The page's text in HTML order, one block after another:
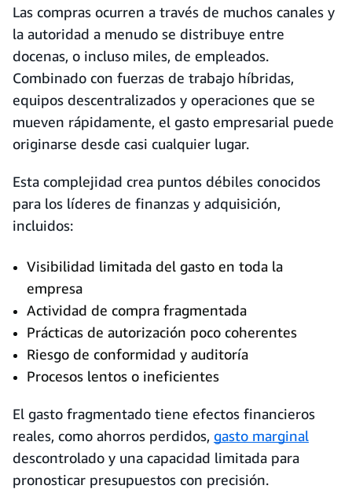
Las compras ocurren a través de muchos canales y
la autoridad a menudo se distribuye entre
docenas, o incluso miles, de empleados.
Combinado con fuerzas de trabajo híbridas,
equipos descentralizados y operaciones que se
mueven rápidamente, el gasto empresarial puede
originarse desde casi cualquier lugar.
Esta complejidad crea puntos débiles conocidos
para los líderes de finanzas y adquisición,
incluidos:
Visibilidad limitada del gasto en toda la
empresa
Actividad de compra fragmentada
Prácticas de autorización poco coherentes
Riesgo de conformidad y auditoría
Procesos lentos o ineficientes
El gasto fragmentado tiene efectos financieros
reales, como ahorros perdidos, gasto marginal
descontrolado y una capacidad limitada para
pronosticar presupuestos con precisión.